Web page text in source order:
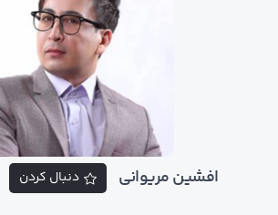
افشین مریوانی دنبال کردن